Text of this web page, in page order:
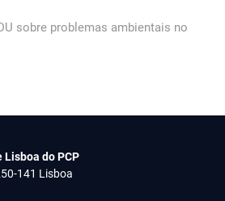
sobre problemas ambientais no
Lisboa do PCP
141 Lisboa